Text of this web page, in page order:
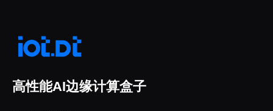
高性能AI边缘计算盒子